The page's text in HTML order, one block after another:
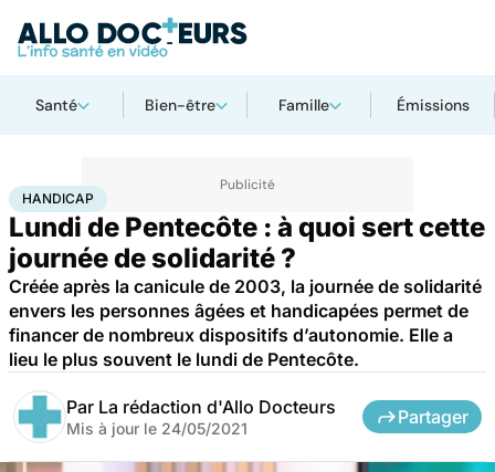
Santé Bien-être Famille Émissions
AccueilSanté Maladies
HANDICAP
Lundi de Pentecôte : à quoi sert cette
journée de solidarité ?
Créée après la canicule de 2003, la journée de solidarité
envers les personnes âgées et handicapées permet de
financer de nombreux dispositifs d’autonomie. Elle a
lieu le plus souvent le lundi de Pentecôte.
Par La rédaction d'Allo Docteurs
Mis à jour le 24/05/2021
Partager